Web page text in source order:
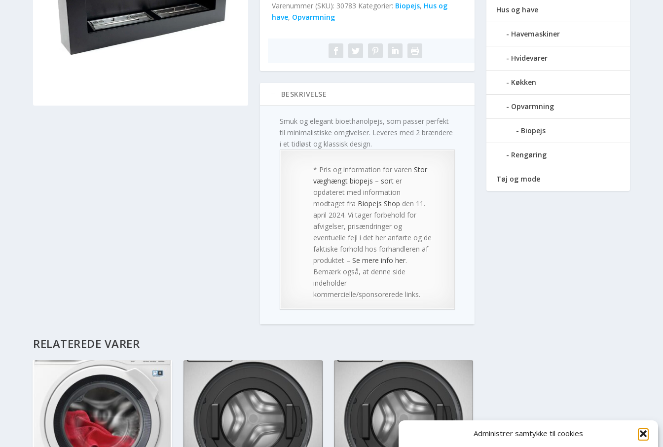
Administrer samtykke til cookies
Varenummer (SKU): 30783 Kategorier: Biopejs, Hus og
have, Opvarmning
BESKRIVELSE
Smuk og elegant bioethanolpejs, som passer perfekt
til minimalistiske omgivelser. Leveres med 2 brændere
i et tidløst og klassisk design.
* Pris og information for varen Stor
væghængt biopejs – sorter
opdateret med information
modtaget fra Biopejs Shop den 11.
april 2024. Vi tager forbehold for
afvigelser, prisændringer og
eventuelle fejl i det her anførte og de
faktiske forhold hos forhandleren af
produktet – Se mere info her.
Bemærk også, at denne side
indeholder
kommercielle/sponsorerede links.
RELATEREDE VARER
Hus og have
Havemaskiner
Hvidevarer
Køkken
Opvarmning
Biopejs
Rengøring
Tøj og mode